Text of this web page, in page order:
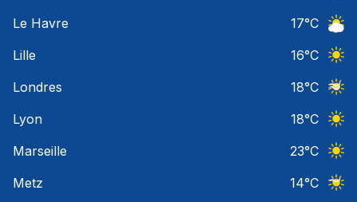
Le Havre
17°C
Lille
16°C
Londres
18°C
Lyon
18°C
Marseille
23°C
Metz
14°C